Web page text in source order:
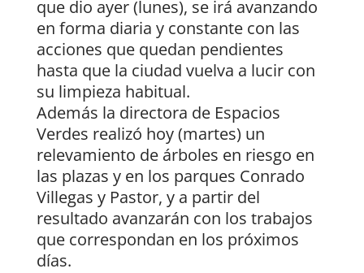
que dio ayer (lunes), se irá avanzando
en forma diaria y constante con las
acciones que quedan pendientes
hasta que la ciudad vuelva a lucir con
su limpieza habitual.
Además la directora de Espacios
Verdes realizó hoy (martes) un
relevamiento de árboles en riesgo en
las plazas y en los parques Conrado
Villegas y Pastor, y a partir del
resultado avanzarán con los trabajos
que correspondan en los próximos
días.